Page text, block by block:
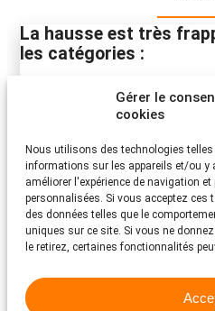
Gérer le
cookies
Nous utilisons des technologies
informations sur les appareils et/ou y
améliorer l'expérience de navigation
personnalisées. Si vous acceptez
des données telles que le
uniques sur ce site. Si vous ne
le retirez, certaines fonctionnalités
La hausse est très
les catégories :
Animaux abandonnés
(+ 306 par rapport à 2023)
2023)
Animaux provenant de
(+ 61 par rapport à 2023)
Le nombre d’animaux placésa
significative, se hissant à18 829
ce qui témoigne d’un
propriétairess’inscrit à1677,
précédente (2023 : 1839).